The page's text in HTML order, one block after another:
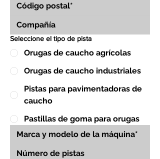
Seleccione el tipo de pista
Orugas de caucho agrícolas
Orugas de caucho industriales
Pistas para pavimentadoras de
caucho
Pastillas de goma para orugas